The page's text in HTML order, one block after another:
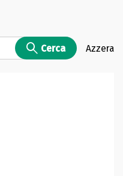
Cerca Azzera